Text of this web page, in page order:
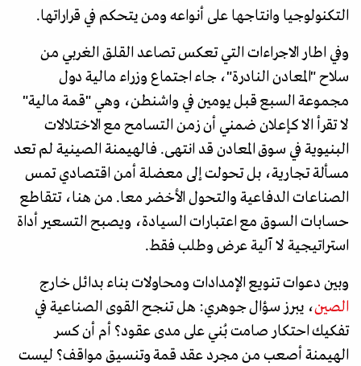
التكنولوجيا وانتاجها على أنواعه ومن يتحكم في قراراتها.
وفي اطار الاجراءات التي تعكس تصاعد القلق الغربي من
سلاح "المعادن النادرة"، جاء اجتماع وزراء مالية دول
مجموعة السبع قبل يومين في واشنطن، وهي "قمة مالية"
لا تقرأ الا كإعلان ضمني أن زمن التسامح مع الاختلالات
البنيوية في سوق المعادن قد انتهى. فالهيمنة الصينية لم تعد
مسألة تجارية، بل تحولت إلى معضلة أمن اقتصادي تمس
الصناعات الدفاعية والتحول الأخضر معا. من هنا، تتقاطع
حسابات السوق مع اعتبارات السيادة، ويصبح التسعير أداة
استراتيجية لا آلية عرض وطلب فقط.
وبين دعوات تنويع الإمدادات ومحاولات بناء بدائل خارج
الصين، يبرز سؤال جوهري: هل تنجح القوى الصناعية في
تفكيك احتكار صامت بُني على مدى عقود؟ أم أن كسر
الهيمنة أصعب من مجرد عقد قمة وتنسيق مواقف؟ ليست